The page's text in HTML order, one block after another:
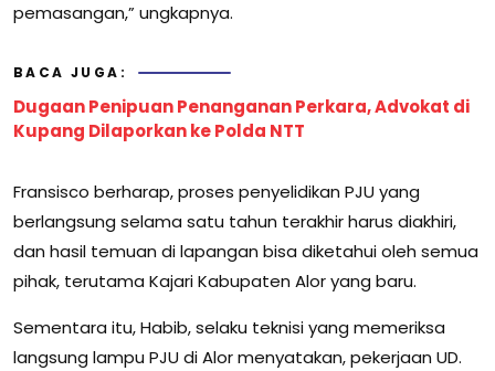
pemasangan,” ungkapnya.
BACA JUGA:
Dugaan Penipuan Penanganan Perkara, Advokat di
Kupang Dilaporkan ke Polda NTT
Fransisco berharap, proses penyelidikan PJU yang
berlangsung selama satu tahun terakhir harus diakhiri,
dan hasil temuan di lapangan bisa diketahui oleh semua
pihak, terutama Kajari Kabupaten Alor yang baru.
Sementara itu, Habib, selaku teknisi yang memeriksa
langsung lampu PJU di Alor menyatakan, pekerjaan UD.